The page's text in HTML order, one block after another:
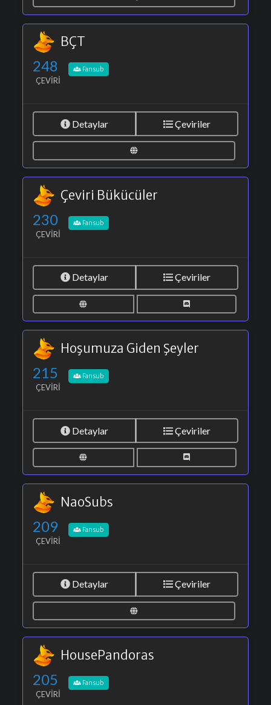
BÇT
248
ÇEVIRI
Fansub
Detaylar Çeviriler
Çeviri Bükücüler
230
ÇEVIRI
Fansub
Detaylar Çeviriler
Hoşumuza Giden Şeyler
215
ÇEVIRI
Fansub
Detaylar Çeviriler
NaoSubs
209
ÇEVIRI
Fansub
Detaylar Çeviriler
HousePandoras
205
ÇEVIRI
Fansub